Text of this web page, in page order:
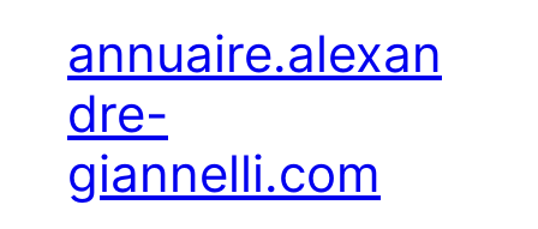
annuaire.alexan
dre-
giannelli.com